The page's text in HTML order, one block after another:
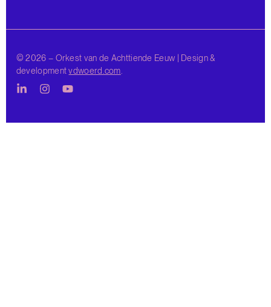
© 2026 – Orkest van de Achttiende Eeuw | Design &
developmentvdwoerd.com